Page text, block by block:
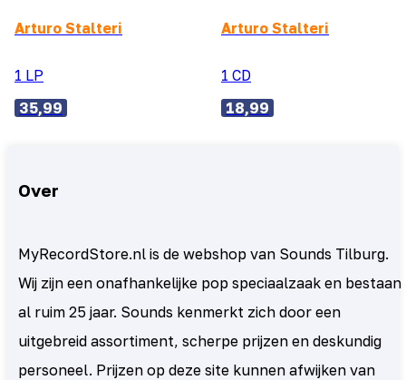
Arturo Stalteri
1 LP
35,99
Arturo Stalteri
1 CD
18,99
Over
MyRecordStore.nl is de webshop van Sounds Tilburg.
Wij zijn een onafhankelijke pop speciaalzaak en bestaan
al ruim 25 jaar. Sounds kenmerkt zich door een
uitgebreid assortiment, scherpe prijzen en deskundig
personeel. Prijzen op deze site kunnen afwijken van